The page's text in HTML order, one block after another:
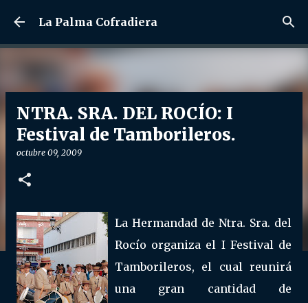
Ir al contenido principal
La Palma Cofradiera
NTRA. SRA. DEL ROCÍO: I
Festival de Tamborileros.
octubre 09, 2009
La Hermandad de Ntra. Sra. del
Rocío organiza el I Festival de
Tamborileros, el cual reunirá
una gran cantidad de